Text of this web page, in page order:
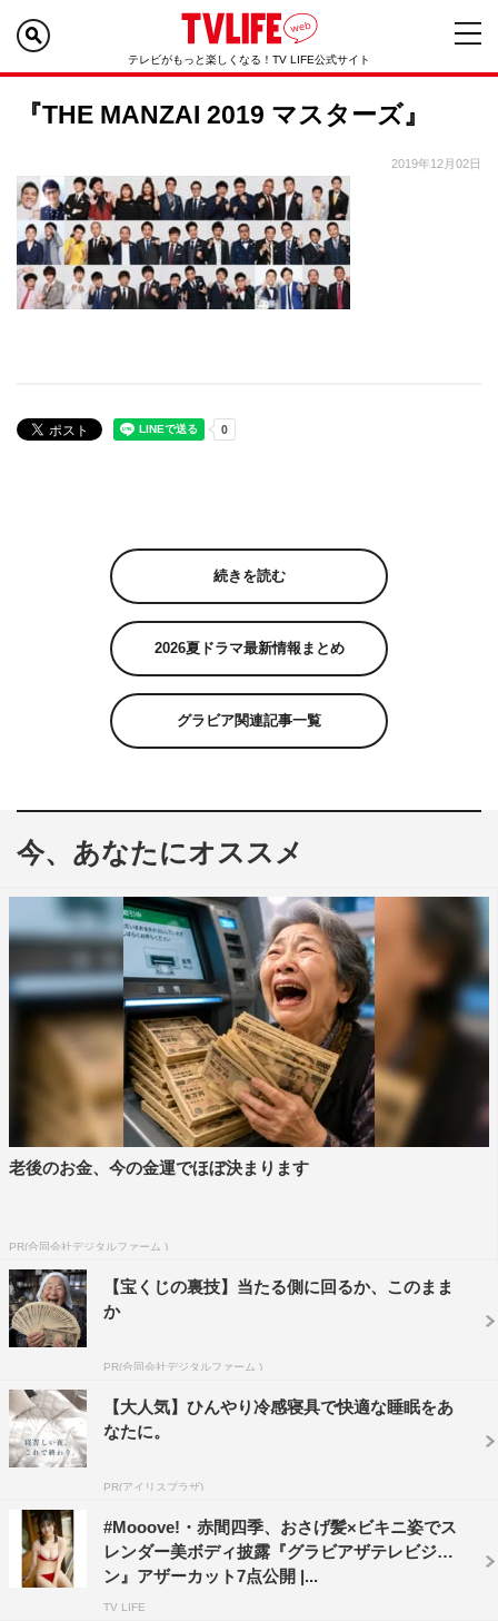
テレビがもっと楽しくなる！TV LIFE公式サイト
『THE MANZAI 2019 マスターズ』
2019年12月02日
続きを読む
2026夏ドラマ最新情報まとめ
グラビア関連記事一覧
今、あなたにオススメ
老後のお金、今の金運でほぼ決まります
PR(合同会社デジタルファーム )
【宝くじの裏技】当たる側に回るか、このまま
か
PR(合同会社デジタルファーム )
【大人気】ひんやり冷感寝具で快適な睡眠をあ
なたに。
PR(アイリスプラザ)
#Mooove!・赤間四季、おさげ髪×ビキニ姿でス
レンダー美ボディ披露『グラビアザテレビジョ
ン』アザーカット7点公開 |...
TV LIFE